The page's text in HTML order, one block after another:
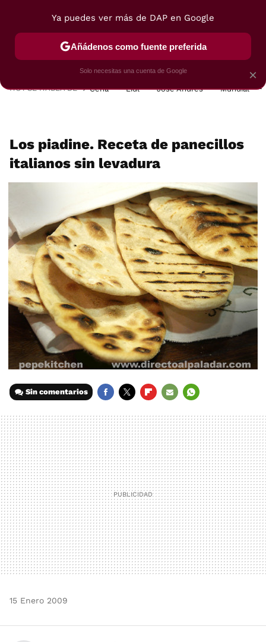
POSTRES VIAJES SELECCIÓN VEGUI
HOY SE HABLA DE Cena Lidl José Andrés Mundial
Los piadine. Receta de panecillos
italianos sin levadura
Sin comentarios
MAIL
15 Enero 2009
×
Ya puedes ver más de DAP en Google
Añádenos como fuente preferida
Solo necesitas una cuenta de Google